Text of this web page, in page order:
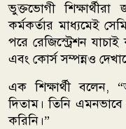
ভুক্তভোগী
কর্মকর্তার মাধ্যমেই
পরে রেজিস্ট্রেশন
এবং কোর্স সম্পন্নও
এক শিক্ষার্থী বলেন,
দিতাম। তিনি
করিনি।”